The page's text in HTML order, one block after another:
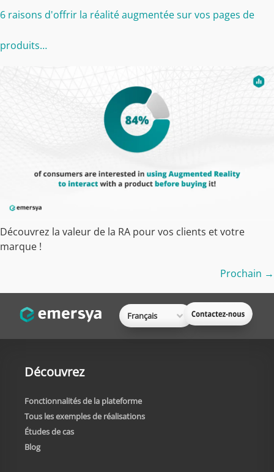
6 raisons d'offrir la réalité augmentée sur vos pages de
produits…
Découvrez la valeur de la RA pour vos clients et votre
marque !
Prochain →
Français
Découvrez
Fonctionnalités de la plateforme
Tous les exemples de réalisations
Études de cas
Blog